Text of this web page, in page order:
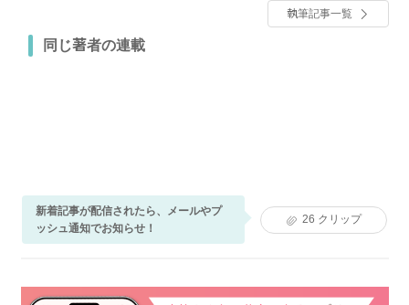
執筆記事一覧
同じ著者の連載
新着記事が配信されたら、メールやプ
ッシュ通知でお知らせ！
26 クリップ